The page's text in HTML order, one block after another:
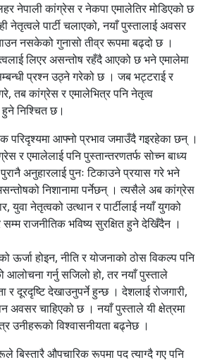
नेपाली कांग्रेस र नेकपा एमालेतिर मोडिएको छ
नेतृत्वले पार्टी चलाएको, नयाँ पुस्तालाई अवसर
नसकेको गुनासो तीव्र रूपमा बढ्दो छ ।
लिएर असन्तोष रहँदै आएको छ भने एमालेमा
प्रश्न उठ्ने गरेको छ । जब भट्टराई र
तब कांग्रेस र एमालेभित्र पनि नेतृत्व
निश्चित छ।
परिदृश्यमा आफ्नो प्रभाव जमाउँदै गइरहेका छन् ।
र एमालेलाई पनि पुस्तान्तरणतर्फ सोच्न बाध्य
अनुहारलाई पुनः टिकाउने प्रयास गरे भने
निशानामा पर्नेछन् । त्यसैले अब कांग्रेस
नेतृत्वको उत्थान र पार्टीलाई नयाँ युगको
राजनीतिक भविष्य सुरक्षित हुने देखिँदैन ।
होइन, नीति र योजनाको ठोस विकल्प पनि
आलोचना गर्नु सजिलो हो, तर नयाँ पुस्ताले
र दूरदृष्टि देखाउनुपर्ने हुन्छ । देशलाई रोजगारी,
अवसर चाहिएको छ । नयाँ पुस्ताले यी क्षेत्रमा
उनीहरूको विश्वासनीयता बढ्नेछ ।
बिस्तारै औपचारिक रूपमा पद त्याग्दै गए पनि